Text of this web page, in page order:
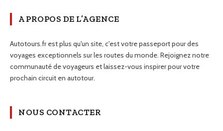
A PROPOS DE L’AGENCE
Autotours.fr est plus qu'un site, c'est votre passeport pour des
voyages exceptionnels sur les routes du monde. Rejoignez notre
communauté de voyageurs et laissez-vous inspirer pour votre
prochain circuit en autotour.
NOUS CONTACTER